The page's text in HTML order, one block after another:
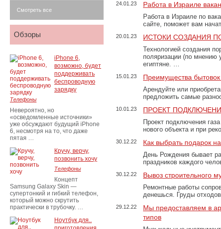
24.01.23 Работа в Израиле
Работа в Израиле по
сайте, поможет вам
20.01.23 ИСТОКИ СОЗДАНИЯ
Технологией создания
поляризации (по
египтяне. …
15.01.23 Преимущества
Арендуйте или
предложить самые
10.01.23 ПРОЕКТ
Проект подключения
нового объекта и при
30.12.22 Как выбрать подарок
День Рождения бывает
праздников каждого
30.12.22 Вывоз строительного
Ремонтные работы
денешься. Груды
29.12.22
Мы предоставляем в
типов
Смотреть все
Обзоры
iPhone 6,
возможно, будет
поддерживать
беспроводную
зарядку
Телефоны
Невероятно, но
«осведомленные источники»
уже обсуждают будущий iPhone
6, несмотря на то, что даже
пятая …
Кручу, верчу,
позвонить хочу
Телефоны
Концепт
Samsung Galaxy Skin —
супертонкий и гибкий телефон,
который можно скрутить
практически в трубочку. …
Ноутбук для..